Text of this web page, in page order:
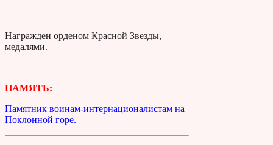
Награжден орденом Красной Звезды,
медалями.
ПАМЯТЬ:
Памятник воинам-интернационалистам на
Поклонной горе.